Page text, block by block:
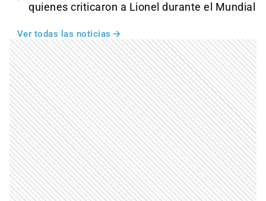
quienes criticaron a Lionel durante el Mundial
Ver todas las noticias